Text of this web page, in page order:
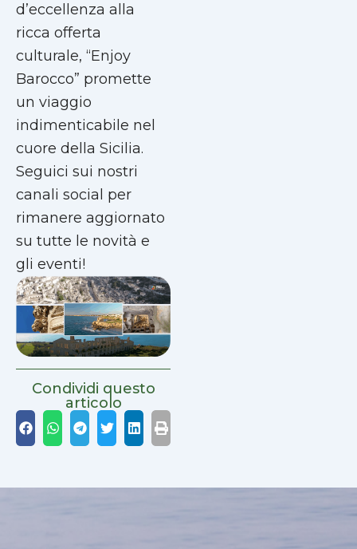
d’eccellenza alla
ricca offerta
culturale, “Enjoy
Barocco” promette
un viaggio
indimenticabile nel
cuore della Sicilia.
Seguici sui nostri
canali social per
rimanere aggiornato
su tutte le novità e
gli eventi!
Condividi questo
articolo